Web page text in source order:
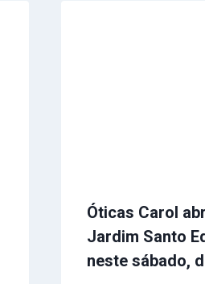
Óticas Carol
Jardim Santo
neste sábado,